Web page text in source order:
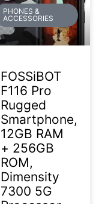
PHONES &
ACCESSORIES
FOSSiBOT
F116 Pro
Rugged
Smartphone,
12GB RAM
+ 256GB
ROM,
Dimensity
7300 5G